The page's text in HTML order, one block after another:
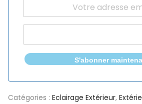
S'abonner
Catégories : Eclairage Extérieur,